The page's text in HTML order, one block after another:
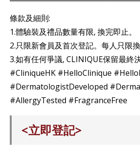
條款及細則:
1.體驗裝及禮品數量有限, 換完即止。
2.只限新會員及首次登記。每人只限換
3.如有任何爭議, CLINIQUE保留最終決
#CliniqueHK #HelloClinique
#DermatologistDeveloped
#AllergyTested #FragranceFree
<立即登記>